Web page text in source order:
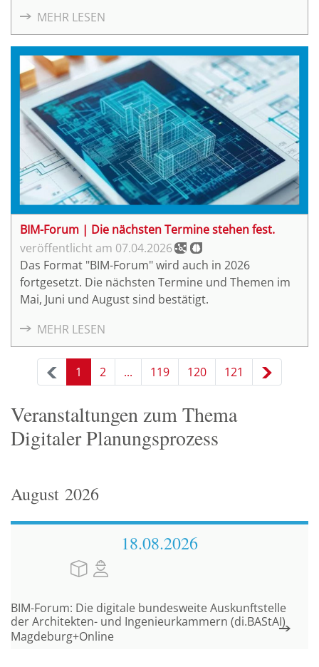
MEHR LESEN
BIM-Forum | Die nächsten Termine stehen fest.
07.04.2026
Das Format "BIM-Forum" wird auch in 2026
fortgesetzt. Die nächsten Termine und Themen im
Mai, Juni und August sind bestätigt.
MEHR LESEN
1 2 ... 119 120 121
Veranstaltungen zum Thema
Digitaler Planungsprozess
August 2026
18.08.2026
Magdeburg+Online
BIM-Forum: Die digitale bundesweite Auskunftstelle
der Architekten- und Ingenieurkammern (di.BAStAI)